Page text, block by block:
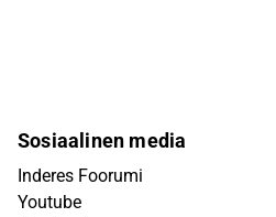
Sosiaalinen media
Inderes Foorumi
Youtube